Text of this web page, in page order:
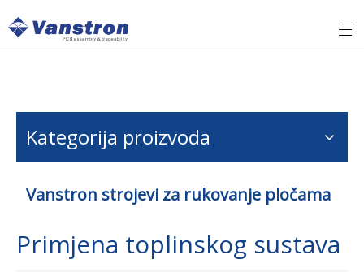
Kategorija proizvoda
Vanstron strojevi za rukovanje pločama
Primjena toplinskog sustava